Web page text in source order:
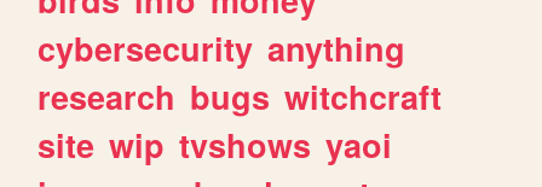
cybersecurity anything
research bugs witchcraft
site wip tvshows yaoi